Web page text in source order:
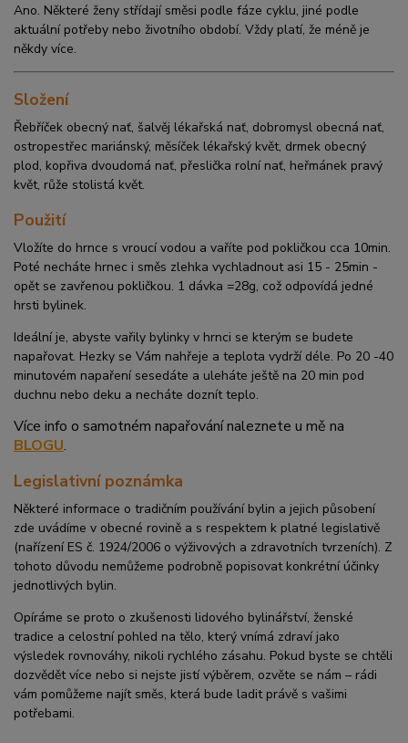
Ano. Některé ženy střídají směsi podle fáze cyklu, jiné podle
aktuální potřeby nebo životního období. Vždy platí, že méně je
někdy více.
Složení
Řebříček obecný nať, šalvěj lékařská nať, dobromysl obecná nať,
ostropestřec mariánský, měsíček lékařský květ, drmek obecný
plod, kopřiva dvoudomá nať, přeslička rolní nať, heřmánek pravý
květ, růže stolistá květ.
Použití
Vložíte do hrnce s vroucí vodou a vaříte pod pokličkou cca 10min.
Poté necháte hrnec i směs zlehka vychladnout asi 15 - 25min -
opět se zavřenou pokličkou. 1 dávka =28g, což odpovídá jedné
hrsti bylinek.
Ideální je, abyste vařily bylinky v hrnci se kterým se budete
napařovat. Hezky se Vám nahřeje a teplota vydrží déle. Po 20 -40
minutovém napaření sesedáte a uleháte ještě na 20 min pod
duchnu nebo deku a necháte doznít teplo.
Více info o samotném napařování naleznete u mě na
BLOGU.
Legislativní poznámka
Některé informace o tradičním používání bylin a jejich působení
zde uvádíme v obecné rovině a s respektem k platné legislativě
(nařízení ES č. 1924/2006 o výživových a zdravotních tvrzeních). Z
tohoto důvodu nemůžeme podrobně popisovat konkrétní účinky
jednotlivých bylin.
Opíráme se proto o zkušenosti lidového bylinářství, ženské
tradice a celostní pohled na tělo, který vnímá zdraví jako
výsledek rovnováhy, nikoli rychlého zásahu. Pokud byste se chtěli
dozvědět více nebo si nejste jistí výběrem, ozvěte se nám – rádi
vám pomůžeme najít směs, která bude ladit právě s vašimi
potřebami.